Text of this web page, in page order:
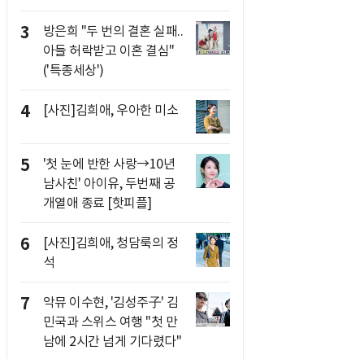
3
방은희 "두 번의 결혼 실패..
아들 허락받고 이혼 결심"
('특종세상')
4 [사진]김희애, 우아한 미소
5
'첫 눈에 반한 사랑→10년
남사친' 아이유, 두번째 공
개열애 종료 [핫피플]
6
[사진]김희애, 청담룩의 정
석
7
악뮤 이수현, '김성주子' 김
민국과 스위스 여행 "첫 만
남에 2시간 넘게 기다렸다"